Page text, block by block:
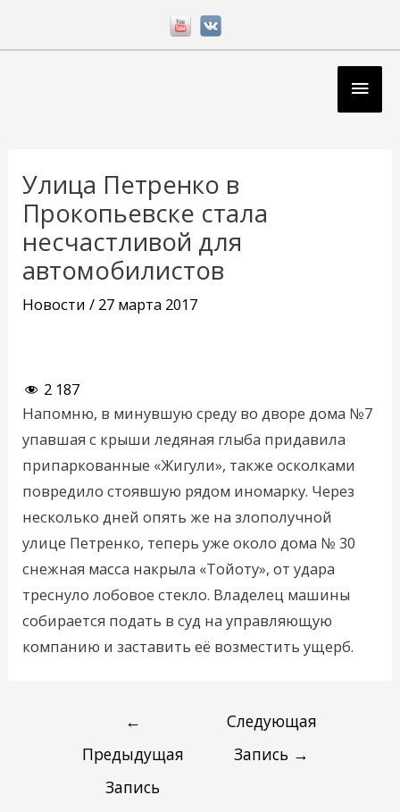
Улица Петренко в
Прокопьевске стала
несчастливой для
автомобилистов
Новости / 27 марта 2017
2 187
Напомню, в минувшую среду во дворе дома №7
упавшая с крыши ледяная глыба придавила
припаркованные «Жигули», также осколками
повредило стоявшую рядом иномарку. Через
несколько дней опять же на злополучной
улице Петренко, теперь уже около дома № 30
снежная масса накрыла «Тойоту», от удара
треснуло лобовое стекло. Владелец машины
собирается подать в суд на управляющую
компанию и заставить её возместить ущерб.
записям
←
Предыдущая
Запись
Следующая
Запись →